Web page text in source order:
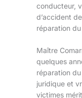
conducteur,
d’accident
réparation
Maître
quelques
réparation
juridique et
victimes